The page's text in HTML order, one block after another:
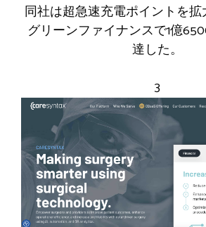
同社は超急速充電ポイントを拡
グリーンファイナンスで1億
達した。
3